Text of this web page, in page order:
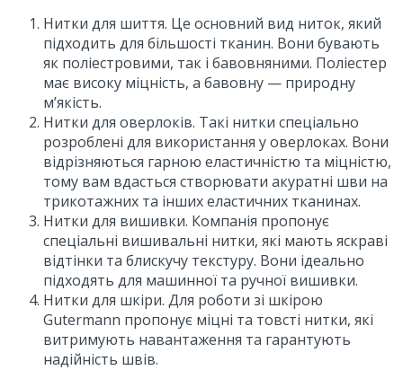
Нитки для шиття. Це основний вид ниток, який
підходить для більшості тканин. Вони бувають
як поліестровими, так і бавовняними. Поліестер
має високу міцність, а бавовну — природну
м’якість.
Нитки для оверлоків. Такі нитки спеціально
розроблені для використання у оверлоках. Вони
відрізняються гарною еластичністю та міцністю,
тому вам вдасться створювати акуратні шви на
трикотажних та інших еластичних тканинах.
Нитки для вишивки. Компанія пропонує
спеціальні вишивальні нитки, які мають яскраві
відтінки та блискучу текстуру. Вони ідеально
підходять для машинної та ручної вишивки.
Нитки для шкіри. Для роботи зі шкірою
Gutermann пропонує міцні та товсті нитки, які
витримують навантаження та гарантують
надійність швів.